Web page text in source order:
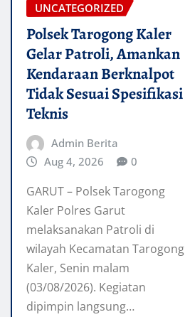
UNCATEGORIZED
Polsek Tarogong Kaler
Gelar Patroli, Amankan
Kendaraan Berknalpot
Tidak Sesuai Spesifikasi
Teknis
Admin Berita
Aug 4, 2026
0
GARUT – Polsek Tarogong
Kaler Polres Garut
melaksanakan Patroli di
wilayah Kecamatan Tarogong
Kaler, Senin malam
(03/08/2026). Kegiatan
dipimpin langsung…